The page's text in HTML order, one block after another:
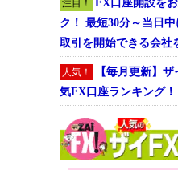
注目！
FX口座開設を
ク！ 最短30分～当日
取引を開始できる会社
人気！
【毎月更新】
気FX口座ランキング！